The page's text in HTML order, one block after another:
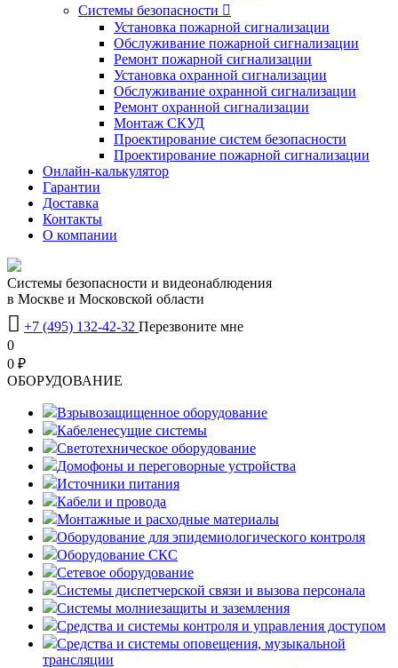
Системы безопасности 
Установка пожарной сигнализации
Обслуживание пожарной сигнализации
Ремонт пожарной сигнализации
Установка охранной сигнализации
Обслуживание охранной сигнализации
Ремонт охранной сигнализации
Монтаж СКУД
Проектирование систем безопасности
Проектирование пожарной сигнализации
Онлайн-калькулятор
Гарантии
Доставка
Контакты
О компании
Системы безопасности и видеонаблюдения
в Москве и Московской области
 +7 (495) 132-42-32 Перезвоните мне
0
0 ₽
OБОРУДОВАНИЕ
Взрывозащищенное оборудование
Кабеленесущие системы
Светотехническое оборудование
Домофоны и переговорные устройства
Источники питания
Кабели и провода
Монтажные и расходные материалы
Оборудование для эпидемиологического контроля
Оборудование СКС
Сетевое оборудование
Системы диспетчерской связи и вызова персонала
Системы молниезащиты и заземления
Средства и системы контроля и управления доступом
Средства и системы оповещения, музыкальной
трансляции